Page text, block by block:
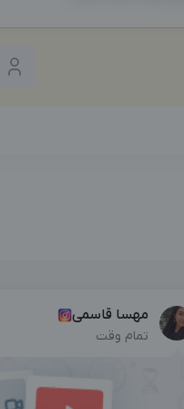
مهسا قاسمی
تمام وقت